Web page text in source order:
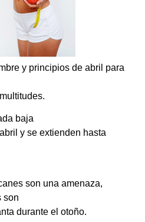
y principios de abril para
baja
y se extienden hasta
son una amenaza,
son
durante el otoño.